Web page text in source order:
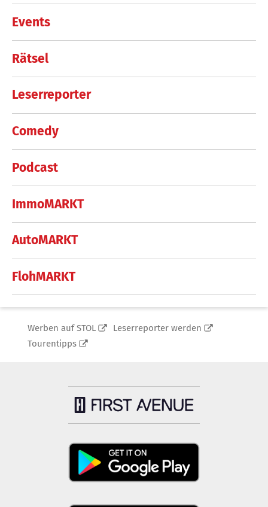
Events
Rätsel
Leserreporter
Comedy
Podcast
ImmoMARKT
AutoMARKT
FlohMARKT
Werben auf STOL
Leserreporter werden
Tourentipps